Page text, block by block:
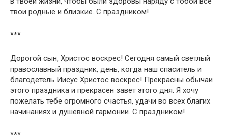
твои родные и близкие. С праздником!
***
Дорогой сын, Христос воскрес! Сегодня самый светлый
православный праздник, день, когда наш спаситель и
благодетель Иисус Христос воскрес! Прекрасны обычаи
этого праздника и прекрасен завет этого дня. Я хочу
пожелать тебе огромного счастья, удачи во всех благих
начинаниях и душевной гармонии. С праздником!